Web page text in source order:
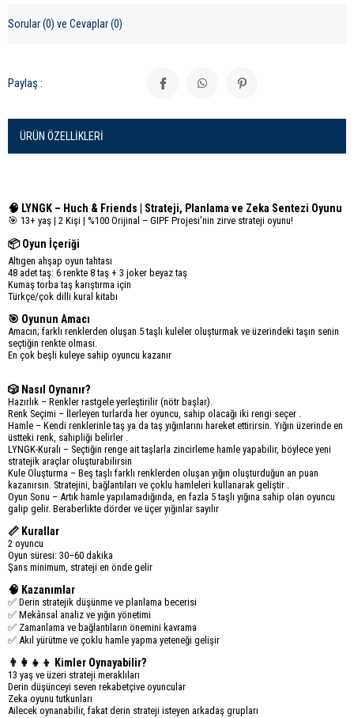
Sorular (0) ve Cevaplar (0)
Paylaş :
ÜRÜN ÖZELLIKLERI
🧠 LYNGK – Huch & Friends | Strateji, Planlama ve Zeka Sentezi Oyunu
🎯 13+ yaş | 2 Kişi | %100 Orijinal – GIPF Projesi'nin zirve strateji oyunu!
📦 Oyun İçeriği
Altıgen ahşap oyun tahtası
48 adet taş: 6 renkte 8 taş + 3 joker beyaz taş
Kumaş torba taş karıştırma için
Türkçe/çok dilli kural kitabı
🎯 Oyunun Amacı
Amacın; farklı renklerden oluşan 5 taşlı kuleler oluşturmak ve üzerindeki taşın senin
seçtiğin renkte olması.
En çok beşli kuleye sahip oyuncu kazanır
🎲 Nasıl Oynanır?
Hazırlık – Renkler rastgele yerleştirilir (nötr başlar).
Renk Seçimi – İlerleyen turlarda her oyuncu, sahip olacağı iki rengi seçer .
Hamle – Kendi renklerinle taş ya da taş yığınlarını hareket ettirirsin. Yığın üzerinde en
üstteki renk, sahipliği belirler .
LYNGK-Kuralı – Seçtiğin renge ait taşlarla zincirleme hamle yapabilir, böylece yeni
stratejik araçlar oluşturabilirsin
Kule Oluşturma – Beş taşlı farklı renklerden oluşan yığın oluşturduğun an puan
kazanırsın. Stratejini, bağlantıları ve çoklu hamleleri kullanarak geliştir .
Oyun Sonu – Artık hamle yapılamadığında, en fazla 5 taşlı yığına sahip olan oyuncu
galip gelir. Beraberlikte dörder ve üçer yığınlar sayılır
📏 Kurallar
2 oyuncu
Oyun süresi: 30–60 dakika
Şans minimum, strateji en önde gelir
🧠 Kazanımlar
✅ Derin stratejik düşünme ve planlama becerisi
✅ Mekânsal analiz ve yığın yönetimi
✅ Zamanlama ve bağlantıların önemini kavrama
✅ Akıl yürütme ve çoklu hamle yapma yeteneği gelişir
👨‍👩‍👧‍👦 Kimler Oynayabilir?
13 yaş ve üzeri strateji meraklıları
Derin düşünceyi seven rekabetçive oyuncular
Zeka oyunu tutkunları
Ailecek oynanabilir, fakat derin strateji isteyen arkadaş grupları